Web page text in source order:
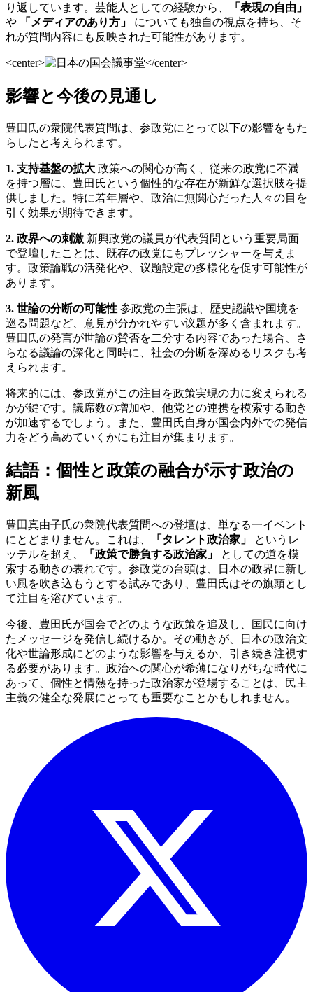
り返しています。芸能人としての経験から、
「表現の自由」
や
「メディアのあり方」
についても独自の視点を持ち、そ
れが質問内容にも反映された可能性があります。
<center> </center>
影響と今後の見通し
豊田氏の衆院代表質問は、参政党にとって以下の影響をもた
らしたと考えられます。
1. 支持基盤の拡大 政策への関心が高く、従来の政党に不満
を持つ層に、豊田氏という個性的な存在が新鮮な選択肢を提
供しました。特に若年層や、政治に無関心だった人々の目を
引く効果が期待できます。
2. 政界への刺激 新興政党の議員が代表質問という重要局面
で登壇したことは、既存の政党にもプレッシャーを与えま
す。政策論戦の活発化や、议题設定の多様化を促す可能性が
あります。
3. 世論の分断の可能性 参政党の主張は、歴史認識や国境を
巡る問題など、意見が分かれやすい议题が多く含まれます。
豊田氏の発言が世論の賛否を二分する内容であった場合、さ
らなる議論の深化と同時に、社会の分断を深めるリスクも考
えられます。
将来的には、参政党がこの注目を政策実現の力に変えられる
かが鍵です。議席数の増加や、他党との連携を模索する動き
が加速するでしょう。また、豊田氏自身が国会内外での発信
力をどう高めていくかにも注目が集まります。
結語：個性と政策の融合が示す政治の
新風
豊田真由子氏の衆院代表質問への登壇は、単なる一イベント
にとどまりません。これは、
「タレント政治家」
というレ
ッテルを超え、
「政策で勝負する政治家」
としての道を模
索する動きの表れです。参政党の台頭は、日本の政界に新し
い風を吹き込もうとする試みであり、豊田氏はその旗頭とし
て注目を浴びています。
今後、豊田氏が国会でどのような政策を追及し、国民に向け
たメッセージを発信し続けるか。その動きが、日本の政治文
化や世論形成にどのような影響を与えるか、引き続き注視す
る必要があります。政治への関心が希薄になりがちな時代に
あって、個性と情熱を持った政治家が登場することは、民主
主義の健全な発展にとっても重要なことかもしれません。